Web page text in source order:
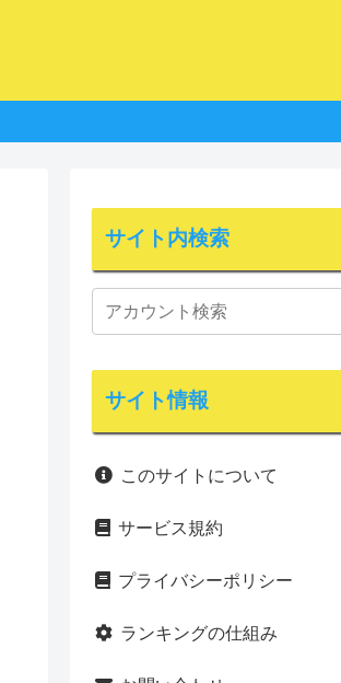
サイト内検索
サイト情報
このサイトについて
サービス規約
プライバシーポリシー
ランキングの仕組み